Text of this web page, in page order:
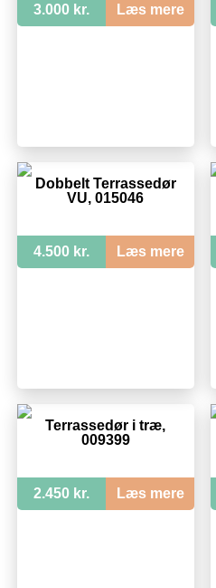
3.000 kr. Læs mere
Dobbelt Terrassedør
VU, 015046
4.500 kr. Læs mere
Terrassedør i træ,
009399
2.450 kr. Læs mere